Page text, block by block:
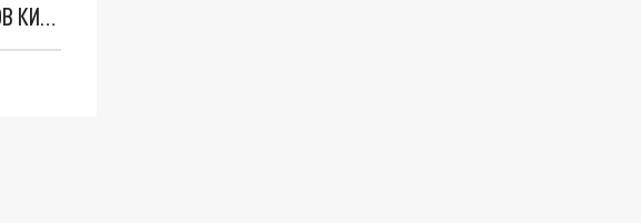
НОВОЕ МАСШТАБНЕЙШЕЕ НАСТУПЛЕНИЕ. ТРИ УЛЬТИМАТУМА ЗЕЛЕНСКОГО ПУТИНУ. "ЛЬВОВ КИМА" ПОСТАВЯТ НА ПВО? ГЛОБАЛЬНЫЙ ПРОРЫВ ПОД ЗАПОРОЖЬЕМ